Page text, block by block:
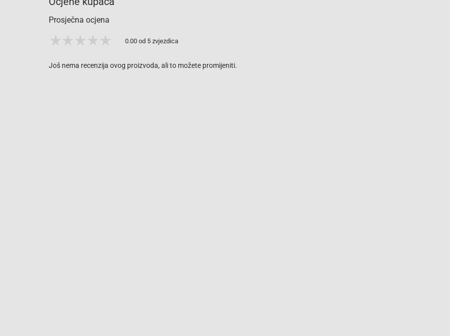
Prosječna ocjena
0.00 od 5 zvjezdica
Još nema recenzija ovog proizvoda, ali to možete promijeniti.